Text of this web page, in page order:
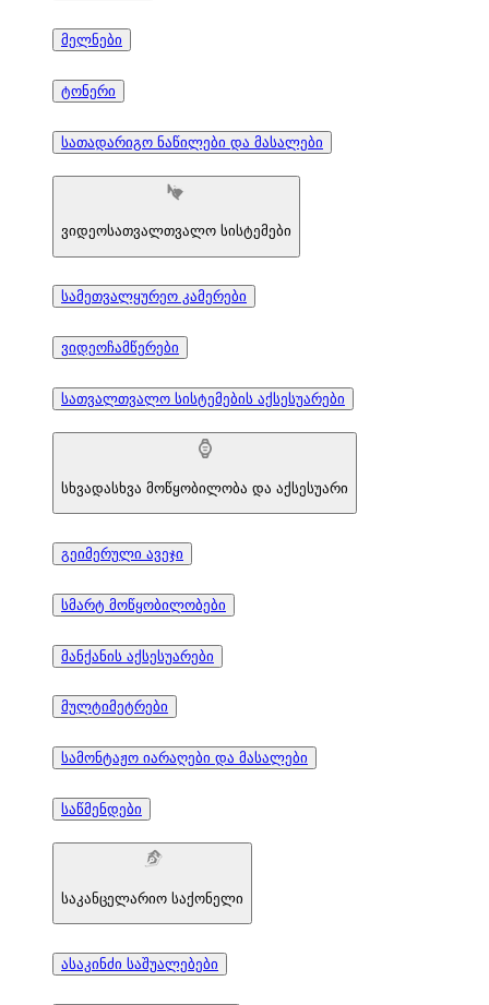
მელნები
ტონერი
სათადარიგო ნაწილები და მასალები
ვიდეოსათვალთვალო სისტემები
სამეთვალყურეო კამერები
ვიდეოჩამწერები
სათვალთვალო სისტემების აქსესუარები
სხვადასხვა მოწყობილობა და აქსესუარი
გეიმერული ავეჯი
სმარტ მოწყობილობები
მანქანის აქსესუარები
მულტიმეტრები
სამონტაჟო იარაღები და მასალები
საწმენდები
საკანცელარიო საქონელი
ასაკინძი საშუალებები